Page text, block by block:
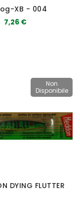
XB - 004
7,26 €
Non
Disponibile
DYING FLUTTER